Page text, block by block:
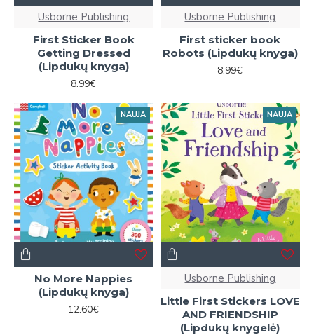
Usborne Publishing
First Sticker Book
Getting Dressed
(Lipdukų knyga)
8.99€
Usborne Publishing
First sticker book
Robots (Lipdukų knyga)
8.99€
NAUJA
No More Nappies
(Lipdukų knyga)
12.60€
NAUJA
Usborne Publishing
Little First Stickers LOVE
AND FRIENDSHIP
(Lipdukų knygelė)